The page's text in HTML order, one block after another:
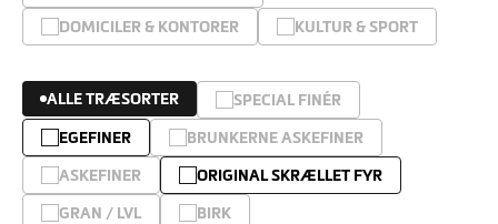
DOMICILER & KONTORER
KULTUR & SPORT
ALLE TRÆSORTER
SPECIAL FINÉR
EGEFINER
BRUNKERNE ASKEFINER
ASKEFINER
ORIGINAL SKRÆLLET FYR
GRAN / LVL
BIRK